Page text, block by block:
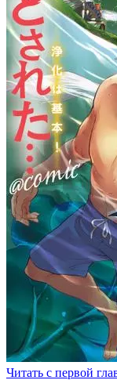
Читать с первой